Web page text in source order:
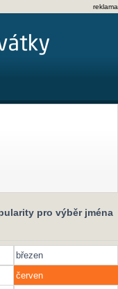
reklama
pro výběr jména
březen
červen